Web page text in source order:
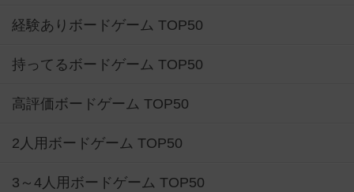
経験ありボードゲーム TOP50
持ってるボードゲーム TOP50
高評価ボードゲーム TOP50
2人用ボードゲーム TOP50
3～4人用ボードゲーム TOP50